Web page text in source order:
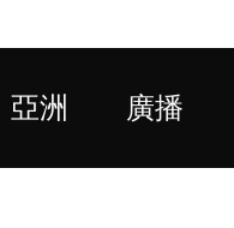
亞洲 廣播